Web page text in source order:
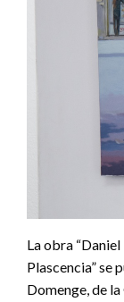
La obra
Plascencia” se
Domenge, de